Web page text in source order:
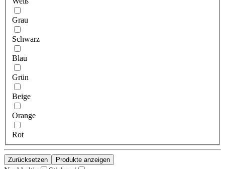
Grau
Schwarz
Blau
Grün
Beige
Orange
Rot
Zurücksetzen Produkte anzeigen